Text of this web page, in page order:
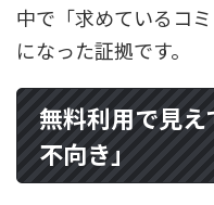
中で「求めているコ
になった証拠です。
無料利用で見え
不向き」